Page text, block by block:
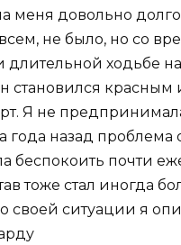
меня довольно
не было, но со
длительной ходьбе
становился
Я не
года назад проблема
беспокоить почти
тоже стал иногда
своей ситуации я